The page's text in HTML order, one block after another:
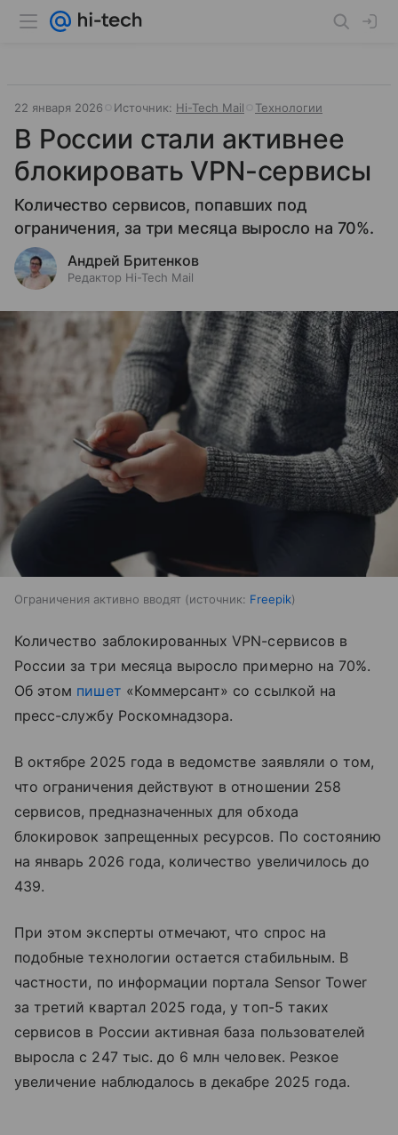
22 января 2026 Источник: Hi-Tech Mail Технологии
В России стали активнее
блокировать VPN-сервисы
Количество сервисов, попавших под
ограничения, за три месяца выросло на 70%.
Андрей Бритенков
Редактор Hi-Tech Mail
Ограничения активно вводят источник: Freepik
Количество заблокированных VPN-сервисов в
России за три месяца выросло примерно на 70%.
Об этом пишет «Коммерсант» со ссылкой на
пресс-службу Роскомнадзора.
В октябре 2025 года в ведомстве заявляли о том,
что ограничения действуют в отношении 258
сервисов, предназначенных для обхода
блокировок запрещенных ресурсов. По состоянию
на январь 2026 года, количество увеличилось до
439.
При этом эксперты отмечают, что спрос на
подобные технологии остается стабильным. В
частности, по информации портала Sensor Tower
за третий квартал 2025 года, у топ-5 таких
сервисов в России активная база пользователей
выросла с 247 тыс. до 6 млн человек. Резкое
увеличение наблюдалось в декабре 2025 года.